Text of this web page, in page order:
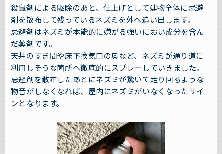
殺鼠剤による駆除のあと、仕上げとして建物全体に忌避
剤を散布して残っているネズミを外へ追い出します。
忌避剤はネズミが本能的に嫌がる強いにおい成分を含ん
だ薬剤です。
天井のすき間や床下換気口の奥など、ネズミが通り道に
利用しそうな箇所へ徹底的にスプレーしていきました。
忌避剤を散布したあとにネズミが驚いて走り回るような
物音がしなくなれば、屋内にネズミがいなくなったサイ
ンとなります。